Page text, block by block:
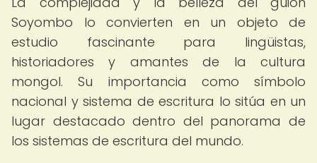
Soyombo lo convierten en un objeto de
estudio fascinante para lingüistas,
historiadores y amantes de la cultura
mongol. Su importancia como símbolo
nacional y sistema de escritura lo sitúa en un
lugar destacado dentro del panorama de
los sistemas de escritura del mundo.